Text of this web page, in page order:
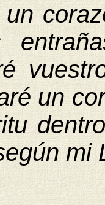
un
mi